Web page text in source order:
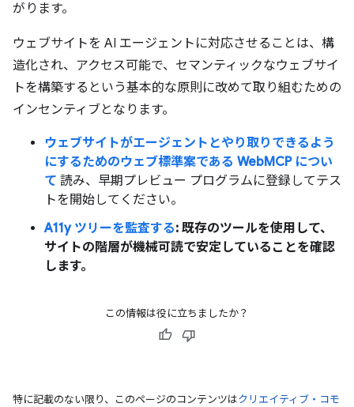
がります。
ウェブサイトを AI エージェントに対応させることは、構
造化され、アクセス可能で、セマンティックなウェブサイ
トを構築するという基本的な原則に改めて取り組むための
インセンティブとなります。
ウェブサイトがエージェントとやり取りできるよう
にするためのウェブ標準案である WebMCP につい
て 読み、早期プレビュー プログラムに登録してテス
トを開始してください。
A11y ツリーを監査する: 既存のツールを使用して、
サイトの階層が機械可読で安定していることを確認
します。
この情報は役に立ちましたか？
特に記載のない限り、このページのコンテンツはクリエイティブ・コモ